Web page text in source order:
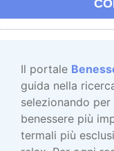
Il portale
guida nella
selezionando
benessere più
termali più